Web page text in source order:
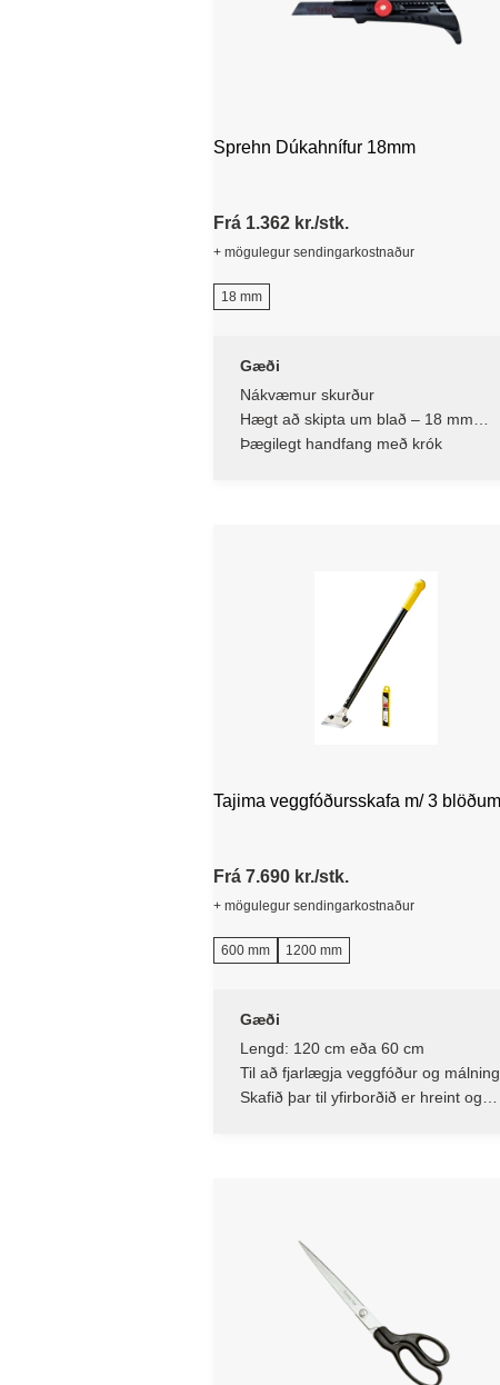
Sprehn Dúkahnífur 18mm
Frá 1.362 kr./stk.
+ mögulegur sendingarkostnaður
18 mm
Gæði
Nákvæmur skurður
Hægt að skipta um blað – 18 mm
áfyllingarblöð
Þægilegt handfang með krók
Tajima veggfóðursskafa m/ 3 blöðum
Frá 7.690 kr./stk.
+ mögulegur sendingarkostnaður
600 mm 1200 mm
Gæði
Lengd: 120 cm eða 60 cm
Til að fjarlægja veggfóður og
Skafið þar til yfirborðið er hreint og